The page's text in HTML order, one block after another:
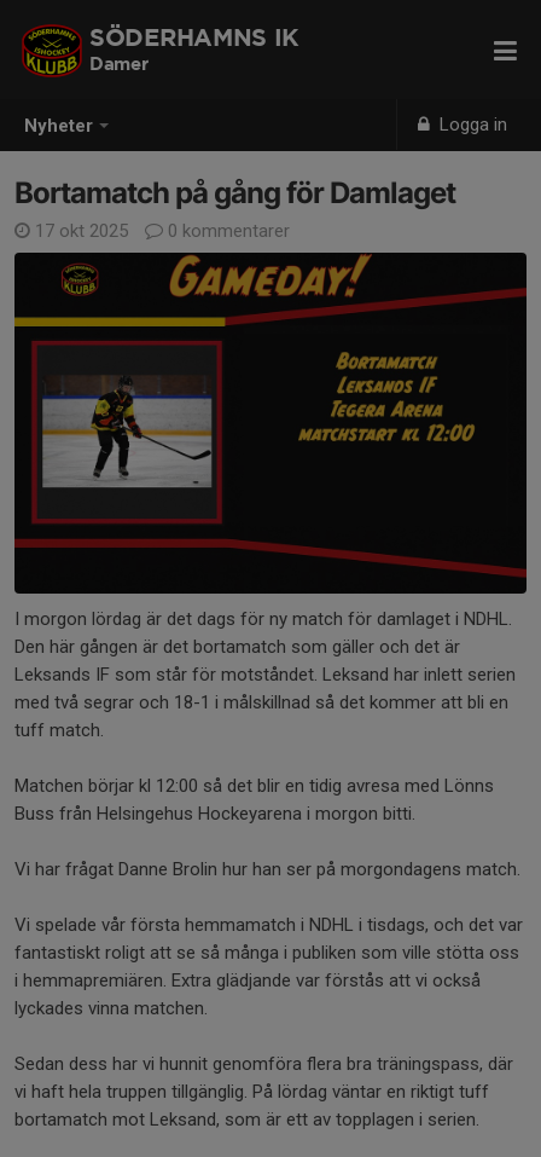
Nyheter Logga in
SÖDERHAMNS IK
Damer
Bortamatch på gång för Damlaget
17 okt 2025 0 kommentarer
I morgon lördag är det dags för ny match för damlaget i NDHL.
Den här gången är det bortamatch som gäller och det är
Leksands IF som står för motståndet. Leksand har inlett serien
med två segrar och 18-1 i målskillnad så det kommer att bli en
tuff match.
Matchen börjar kl 12:00 så det blir en tidig avresa med Lönns
Buss från Helsingehus Hockeyarena i morgon bitti.
Vi har frågat Danne Brolin hur han ser på morgondagens match.
Vi spelade vår första hemmamatch i NDHL i tisdags, och det var
fantastiskt roligt att se så många i publiken som ville stötta oss
i hemmapremiären. Extra glädjande var förstås att vi också
lyckades vinna matchen.
Sedan dess har vi hunnit genomföra flera bra träningspass, där
vi haft hela truppen tillgänglig. På lördag väntar en riktigt tuff
bortamatch mot Leksand, som är ett av topplagen i serien.